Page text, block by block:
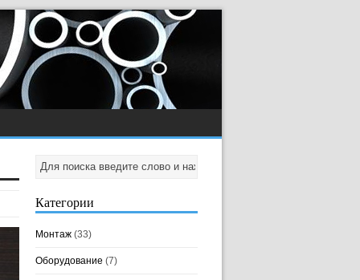
Категории
Монтаж(33)
Оборудование (7)